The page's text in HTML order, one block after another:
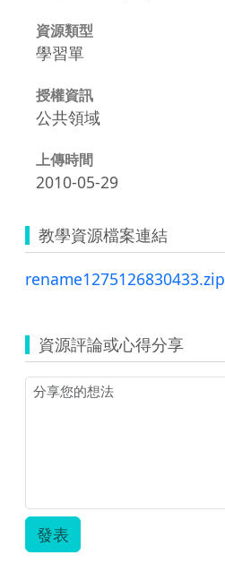
資源類型
學習單
授權資訊
公共領域
上傳時間
2010-05-29
教學資源檔案連結
rename1275126830433.zip
資源評論或心得分享
發表